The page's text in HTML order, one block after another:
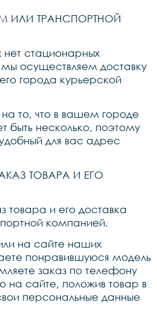
ИЛИ ТРАНСПОРТНОЙ
нет стационарных
осуществляем доставку
города курьерской
то, что в вашем городе
быть несколько, поэтому
для вас адрес
ТОВАРА И ЕГО
товара и его доставка
компанией.
на сайте наших
понравившуюся модель
заказ по телефону
на сайте, положив товар в
персональные данные